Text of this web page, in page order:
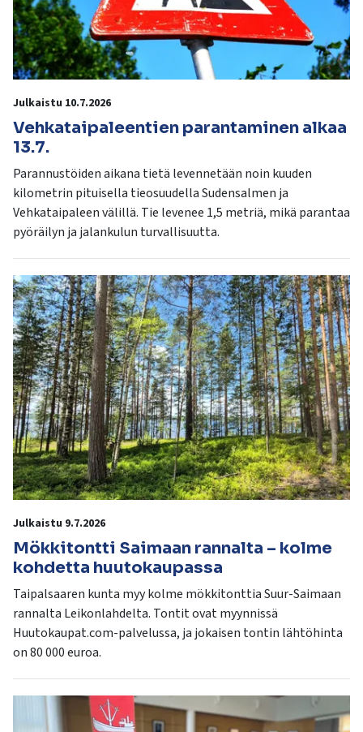
Julkaistu 10.7.2026
Vehkataipaleentien parantaminen alkaa
13.7.
Parannustöiden aikana tietä levennetään noin kuuden
kilometrin pituisella tieosuudella Sudensalmen ja
Vehkataipaleen välillä. Tie levenee 1,5 metriä, mikä parantaa
pyöräilyn ja jalankulun turvallisuutta.
Julkaistu 9.7.2026
Mökkitontti Saimaan rannalta – kolme
kohdetta huutokaupassa
Taipalsaaren kunta myy kolme mökkitonttia Suur-Saimaan
rannalta Leikonlahdelta. Tontit ovat myynnissä
Huutokaupat.com-palvelussa, ja jokaisen tontin lähtöhinta
on 80 000 euroa.